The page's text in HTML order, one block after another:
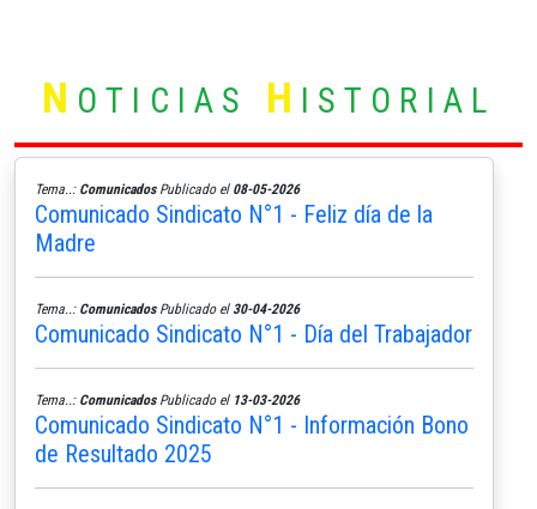
N OTICIAS H ISTORIAL
Tema..: ComunicadosPublicado el 08-05-2026
Comunicado Sindicato N°1 - Feliz día de la
Madre
Tema..: ComunicadosPublicado el 30-04-2026
Comunicado Sindicato N°1 - Día del Trabajador
Tema..: ComunicadosPublicado el 13-03-2026
Comunicado Sindicato N°1 - Información Bono
de Resultado 2025